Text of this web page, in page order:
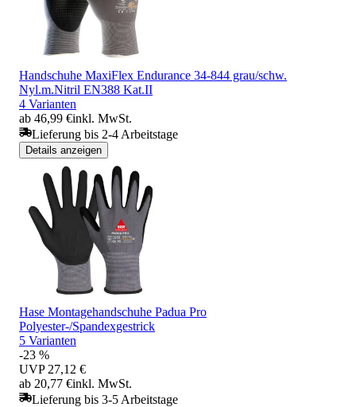
Handschuhe MaxiFlex Endurance 34-844 grau/schw.
Nyl.m.Nitril EN388 Kat.II
4 Varianten
ab 46,99 €inkl. MwSt.
Lieferung bis 2-4 Arbeitstage
Details anzeigen
Hase Montagehandschuhe Padua Pro
Polyester-/Spandexgestrick
5 Varianten
-23 %
UVP 27,12 €
ab 20,77 €inkl. MwSt.
Lieferung bis 3-5 Arbeitstage